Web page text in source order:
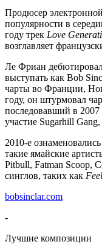
Продюсер
популярности в
году трек Love
возглавляет
Ле Фриан
выступать как Bob
чарты во Франции,
году, он штурмовал
последовавший в 2007
участие Sugarhill
2010-е
такие ямайские
Pitbull, Fatman Scoop,
синглов, таких как
bobsinclar.com
-
Лучшие композиции